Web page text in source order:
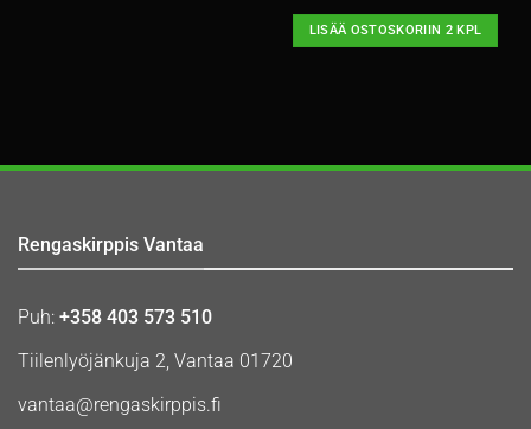
LISÄÄ OSTOSKORIIN 2 KPL
Rengaskirppis Vantaa
Puh: +358 403 573 510
Tiilenlyöjänkuja 2, Vantaa 01720
vantaa@rengaskirppis.fi